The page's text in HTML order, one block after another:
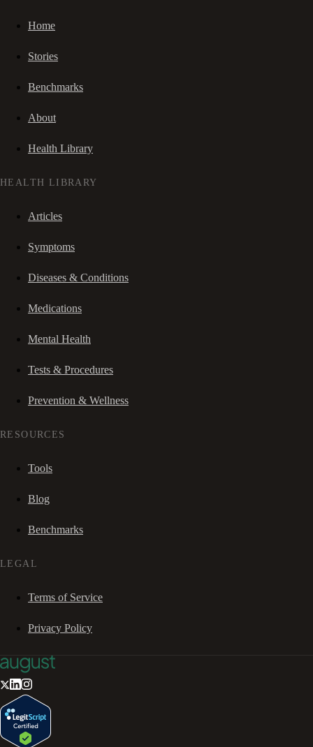
Home
Stories
Benchmarks
About
Health Library
HEALTH LIBRARY
Articles
Symptoms
Diseases & Conditions
Medications
Mental Health
Tests & Procedures
Prevention & Wellness
RESOURCES
Tools
Blog
Benchmarks
LEGAL
Terms of Service
Privacy Policy